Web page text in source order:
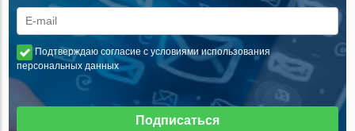
Подтверждаю согласие с условиями использования
персональных данных
Подписаться